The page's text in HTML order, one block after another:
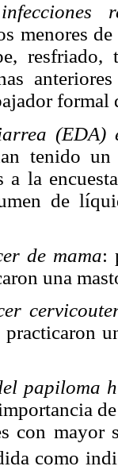
menores
formal
(EDA)
tenido
a la
de
de mama:
una
practicaron
papiloma
con mayor
como